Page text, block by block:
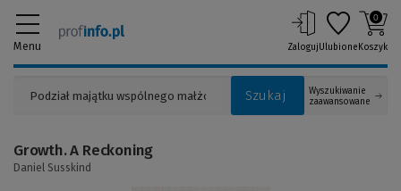
Menu
Szukaj
Wyszukiwanie
zaawansowane
ZalogujUlubione
0
Koszyk
Growth. A Reckoning
Daniel Susskind